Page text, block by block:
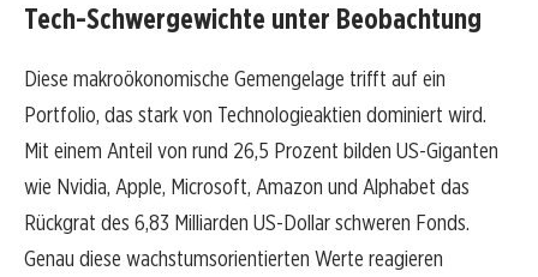
Tech-Schwergewichte unter Beobachtung
Diese makroökonomische Gemengelage trifft auf ein
Portfolio, das stark von Technologieaktien dominiert wird.
Mit einem Anteil von rund 26,5 Prozent bilden US-Giganten
wie Nvidia, Apple, Microsoft, Amazon und Alphabet das
Rückgrat des 6,83 Milliarden US-Dollar schweren Fonds.
Genau diese wachstumsorientierten Werte reagieren